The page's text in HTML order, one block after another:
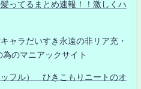
ってるまとめ速報！！激しくハ
ャラだいすき永遠の非リア充・
のマニアックサイト
フル） ひきこもりニートのオ